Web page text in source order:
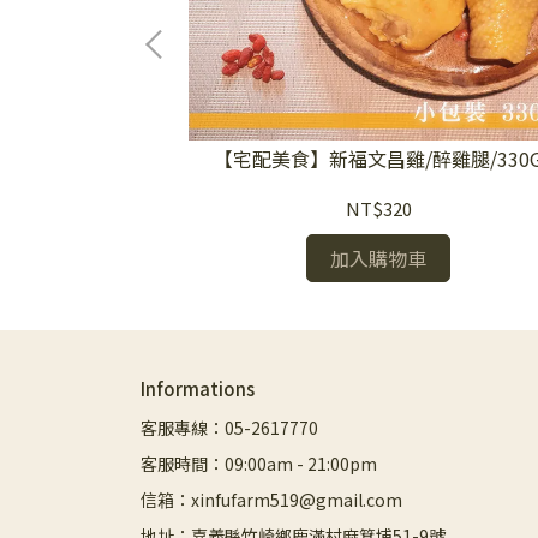
【宅配美食】新福文昌雞/醉雞腿/
NT$320
加入購物車
Informations
客服專線：05-2617770
客服時間：09:00am - 21:00pm
信箱：xinfufarm519@gmail.com